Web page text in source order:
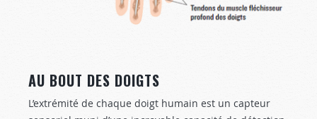
AU BOUT DES DOIGTS
L’extrémité de chaque doigt humain est un capteur